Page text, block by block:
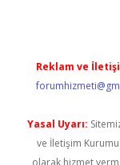
Reklam ve
Yasal Uyarı:
ve İletişim Kurumu
olarak hizmet